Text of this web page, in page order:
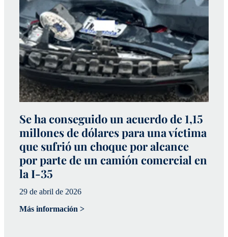
Se ha conseguido un acuerdo de 1,15
millones de dólares para una víctima
que sufrió un choque por alcance
por parte de un camión comercial en
la I-35
29 de abril de 2026
Más información >